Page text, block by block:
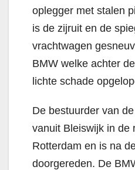
oplegger met stalen
is de zijruit en de
vrachtwagen
BMW welke achter
lichte schade
De bestuurder van
vanuit Bleiswijk in de
Rotterdam en is na
doorgereden. De